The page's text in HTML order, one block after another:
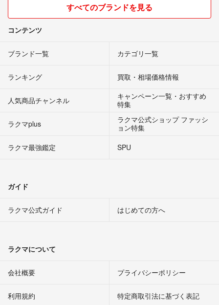
すべてのブランドを見る
コンテンツ
ブランド一覧 カテゴリ一覧
ランキング 買取・相場価格情報
人気商品チャンネル
キャンペーン一覧・おすすめ
特集
ラクマplus
ラクマ公式ショップ ファッシ
ョン特集
ラクマ最強鑑定
SPU
ガイド
ラクマ公式ガイド はじめての方へ
ラクマについて
会社概要 プライバシーポリシー
利用規約 特定商取引法に基づく表記